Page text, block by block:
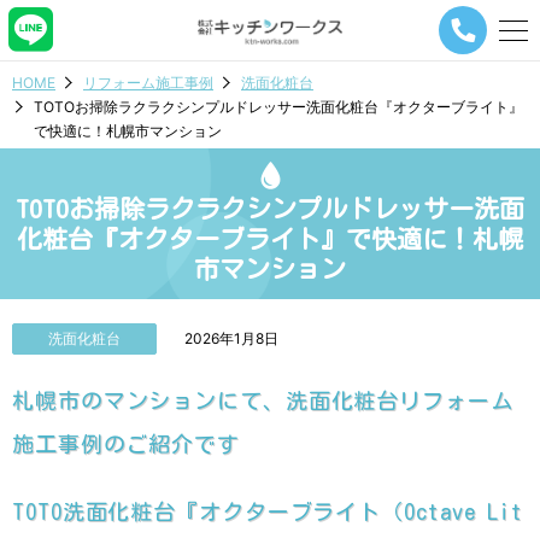
メ
ー
ビ
シ
ョ
ン
タ
HOME リフォーム施工事例
洗面化粧台
TOTOお掃除ラクラクシンプルドレッサー洗面化粧台『オクターブライト』
で快適に！札幌市マンション
TOTOお掃除ラクラクシンプルドレッサー洗面
化粧台『オクターブライト』で快適に！札幌
市マンション
洗面化粧台 2026年1月8日
札幌市のマンションにて、洗面化粧台リフォーム
施工事例のご紹介です
TOTO洗面化粧台『オクターブライト（Octave Lit